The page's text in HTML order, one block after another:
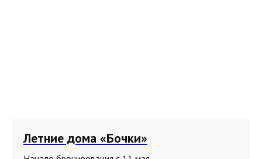
Летние дома «Бочки»